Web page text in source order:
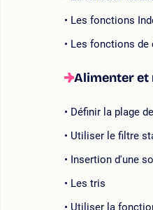
Les fonctions
Les fonctions de
Alimenter et
Définir la plage
Utiliser le filtre
Insertion d'une
Les tris